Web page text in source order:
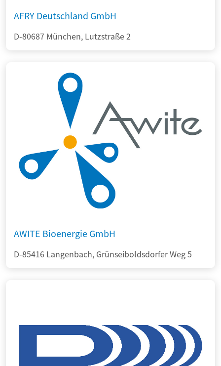
AFRY Deutschland GmbH
D-80687 München, Lutzstraße 2
AWITE Bioenergie GmbH
D-85416 Langenbach, Grünseiboldsdorfer Weg 5